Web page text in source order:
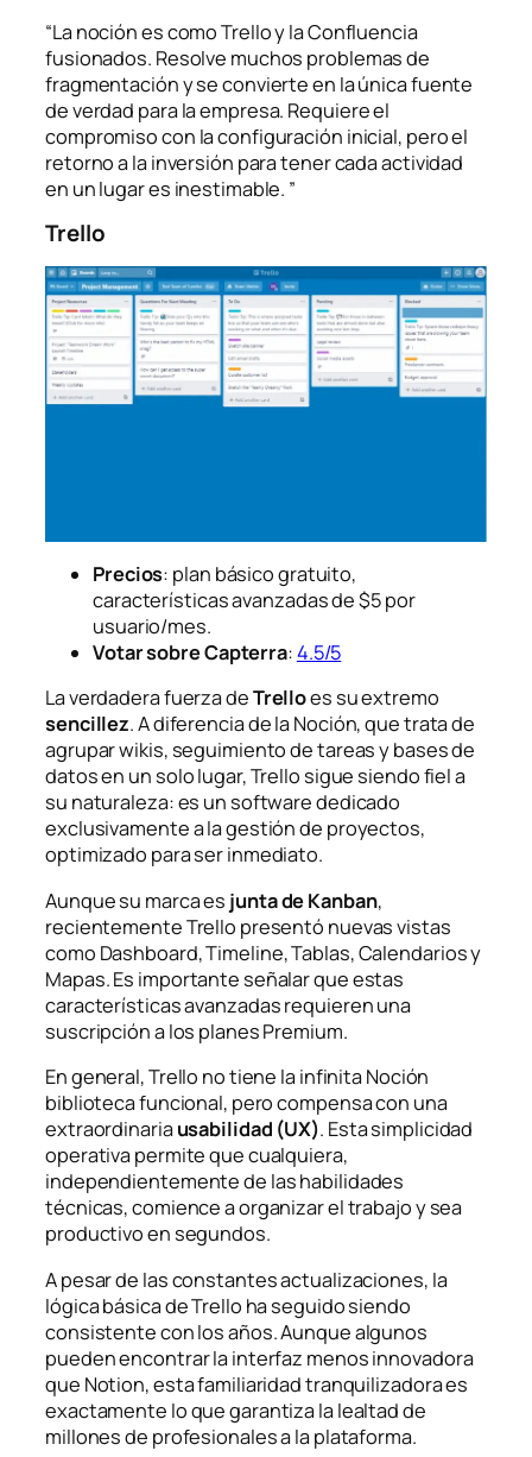
“La noción es como Trello y la Confluencia
fusionados. Resolve muchos problemas de
fragmentación y se convierte en la única fuente
de verdad para la empresa. Requiere el
compromiso con la configuración inicial, pero el
retorno a la inversión para tener cada actividad
en un lugar es inestimable. ”
Trello
Precios: plan básico gratuito,
características avanzadas de $5 por
usuario/mes.
Votar sobre Capterra:4.5/5
La verdadera fuerza deTrelloes su extremo
sencillez. A diferencia de la Noción, que trata de
agrupar wikis, seguimiento de tareas y bases de
datos en un solo lugar, Trello sigue siendo fiel a
su naturaleza: es un software dedicado
exclusivamente a la gestión de proyectos,
optimizado para ser inmediato.
Aunque su marca es junta de Kanban,
recientemente Trello presentó nuevas vistas
como Dashboard, Timeline, Tablas, Calendarios y
Mapas. Es importante señalar que estas
características avanzadas requieren una
suscripción a los planes Premium.
En general, Trello no tiene la infinita Noción
biblioteca funcional, pero compensa con una
extraordinariausabilidad (UX). Esta simplicidad
operativa permite que cualquiera,
independientemente de las habilidades
técnicas, comience a organizar el trabajo y sea
productivo en segundos.
A pesar de las constantes actualizaciones, la
lógica básica de Trello ha seguido siendo
consistente con los años. Aunque algunos
pueden encontrar la interfaz menos innovadora
que Notion, esta familiaridad tranquilizadora es
exactamente lo que garantiza la lealtad de
millones de profesionales a la plataforma.